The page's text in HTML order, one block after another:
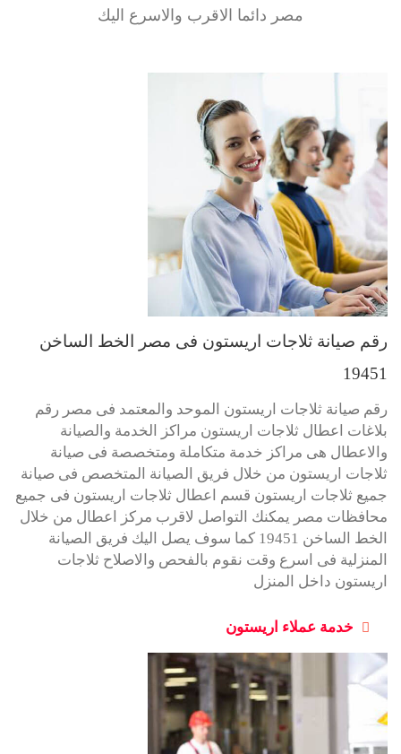
مصر دائما الاقرب والاسرع اليك
رقم صيانة ثلاجات اريستون فى مصر الخط الساخن
19451
رقم صيانة ثلاجات اريستون الموحد والمعتمد فى مصر رقم
بلاغات اعطال ثلاجات اريستون مراكز الخدمة والصيانة
والاعطال هى مراكز خدمة متكاملة ومتخصصة فى صيانة
ثلاجات اريستون من خلال فريق الصيانة المتخصص فى صيانة
جميع ثلاجات اريستون قسم اعطال ثلاجات اريستون فى جميع
محافظات مصر يمكنك التواصل لاقرب مركز اعطال من خلال
الخط الساخن 19451 كما سوف يصل اليك فريق الصيانة
المنزلية فى اسرع وقت نقوم بالفحص والاصلاح ثلاجات
اريستون داخل المنزل